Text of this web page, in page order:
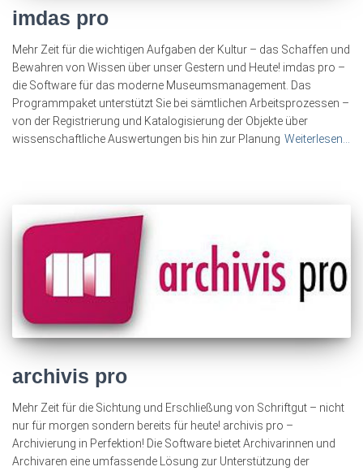
imdas pro
Mehr Zeit für die wichtigen Aufgaben der Kultur – das Schaffen und
Bewahren von Wissen über unser Gestern und Heute! imdas pro –
die Software für das moderne Museumsmanagement. Das
Programmpaket unterstützt Sie bei sämtlichen Arbeitsprozessen –
von der Registrierung und Katalogisierung der Objekte über
wissenschaftliche Auswertungen bis hin zur Planung Weiterlesen…
archivis pro
Mehr Zeit für die Sichtung und Erschließung von Schriftgut – nicht
nur für morgen sondern bereits für heute! archivis pro –
Archivierung in Perfektion! Die Software bietet Archivarinnen und
Archivaren eine umfassende Lösung zur Unterstützung der